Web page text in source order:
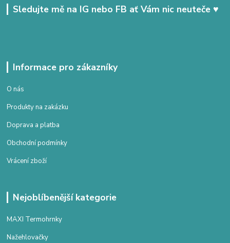
Sledujte mě na IG nebo FB ať Vám nic neuteče ♥
Informace pro zákazníky
O nás
Produkty na zakázku
Doprava a platba
Obchodní podmínky
Vrácení zboží
Nejoblíbenější kategorie
MAXI Termohrnky
Nažehlovačky